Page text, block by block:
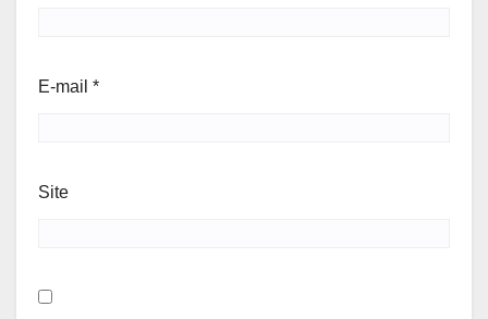
E-mail *
Site